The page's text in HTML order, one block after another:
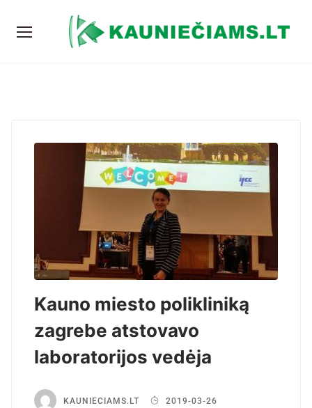
Kauno miesto polikliniką
zagrebe atstovavo
laboratorijos vedėja
KAUNIECIAMS.LT 2019-03-26